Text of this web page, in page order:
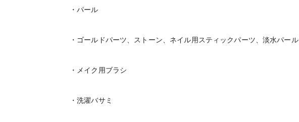
・パール
・ゴールドパーツ、ストーン、ネイル用スティックパーツ、淡水パール
・メイク用ブラシ
・洗濯バサミ